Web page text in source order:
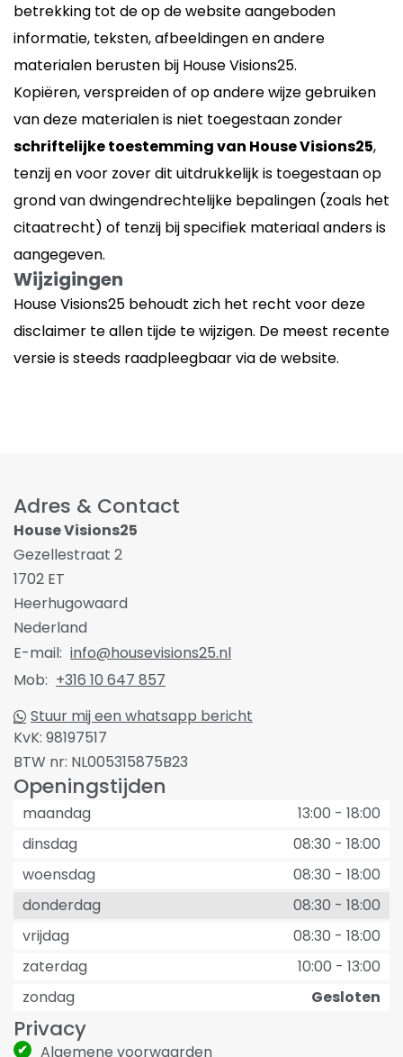
betrekking tot de op de website aangeboden
informatie, teksten, afbeeldingen en andere
materialen berusten bij House Visions25.
Kopiëren, verspreiden of op andere wijze gebruiken
van deze materialen is niet toegestaan zonder
schriftelijke toestemming van House Visions25,
tenzij en voor zover dit uitdrukkelijk is toegestaan op
grond van dwingendrechtelijke bepalingen (zoals het
citaatrecht) of tenzij bij specifiek materiaal anders is
aangegeven.
Wijzigingen
House Visions25 behoudt zich het recht voor deze
disclaimer te allen tijde te wijzigen. De meest recente
versie is steeds raadpleegbaar via de website.
Adres & Contact
House Visions25
Gezellestraat 2
1702 ET
Heerhugowaard
Nederland
E-mail: info@housevisions25.nl
Mob: +316 10 647 857
Stuur mij een whatsapp bericht
KvK: 98197517
BTW nr: NL005315875B23
Openingstijden
maandag 13:00 - 18:00
dinsdag
08:30 - 18:00
woensdag
08:30 - 18:00
donderdag
08:30 - 18:00
vrijdag
08:30 - 18:00
zaterdag
10:00 - 13:00
zondag
Gesloten
Privacy
Algemene voorwaarden